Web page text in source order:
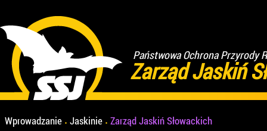
Państwowa Ochrona Przyrody
Zarząd Jaskiń
Wprowadzanie Jaskinie Zarząd Jaskiń Słowackich